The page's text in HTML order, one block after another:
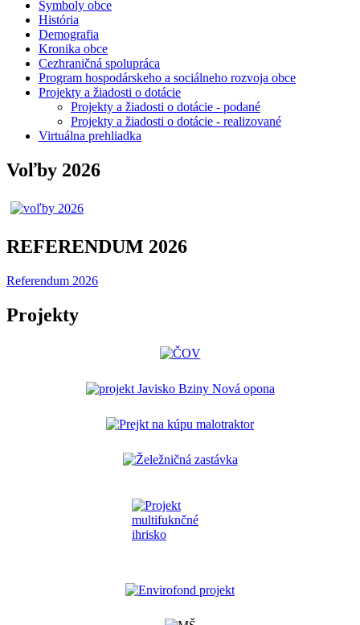
Symboly obce
História
Demografia
Kronika obce
Cezhraničná spolupráca
Program hospodárskeho a sociálneho rozvoja obce
Projekty a žiadosti o dotácie
Projekty a žiadosti o dotácie - podané
Projekty a žiadosti o dotácie - realizované
Virtuálna prehliadka
Voľby 2026
REFERENDUM 2026
Referendum 2026
Projekty